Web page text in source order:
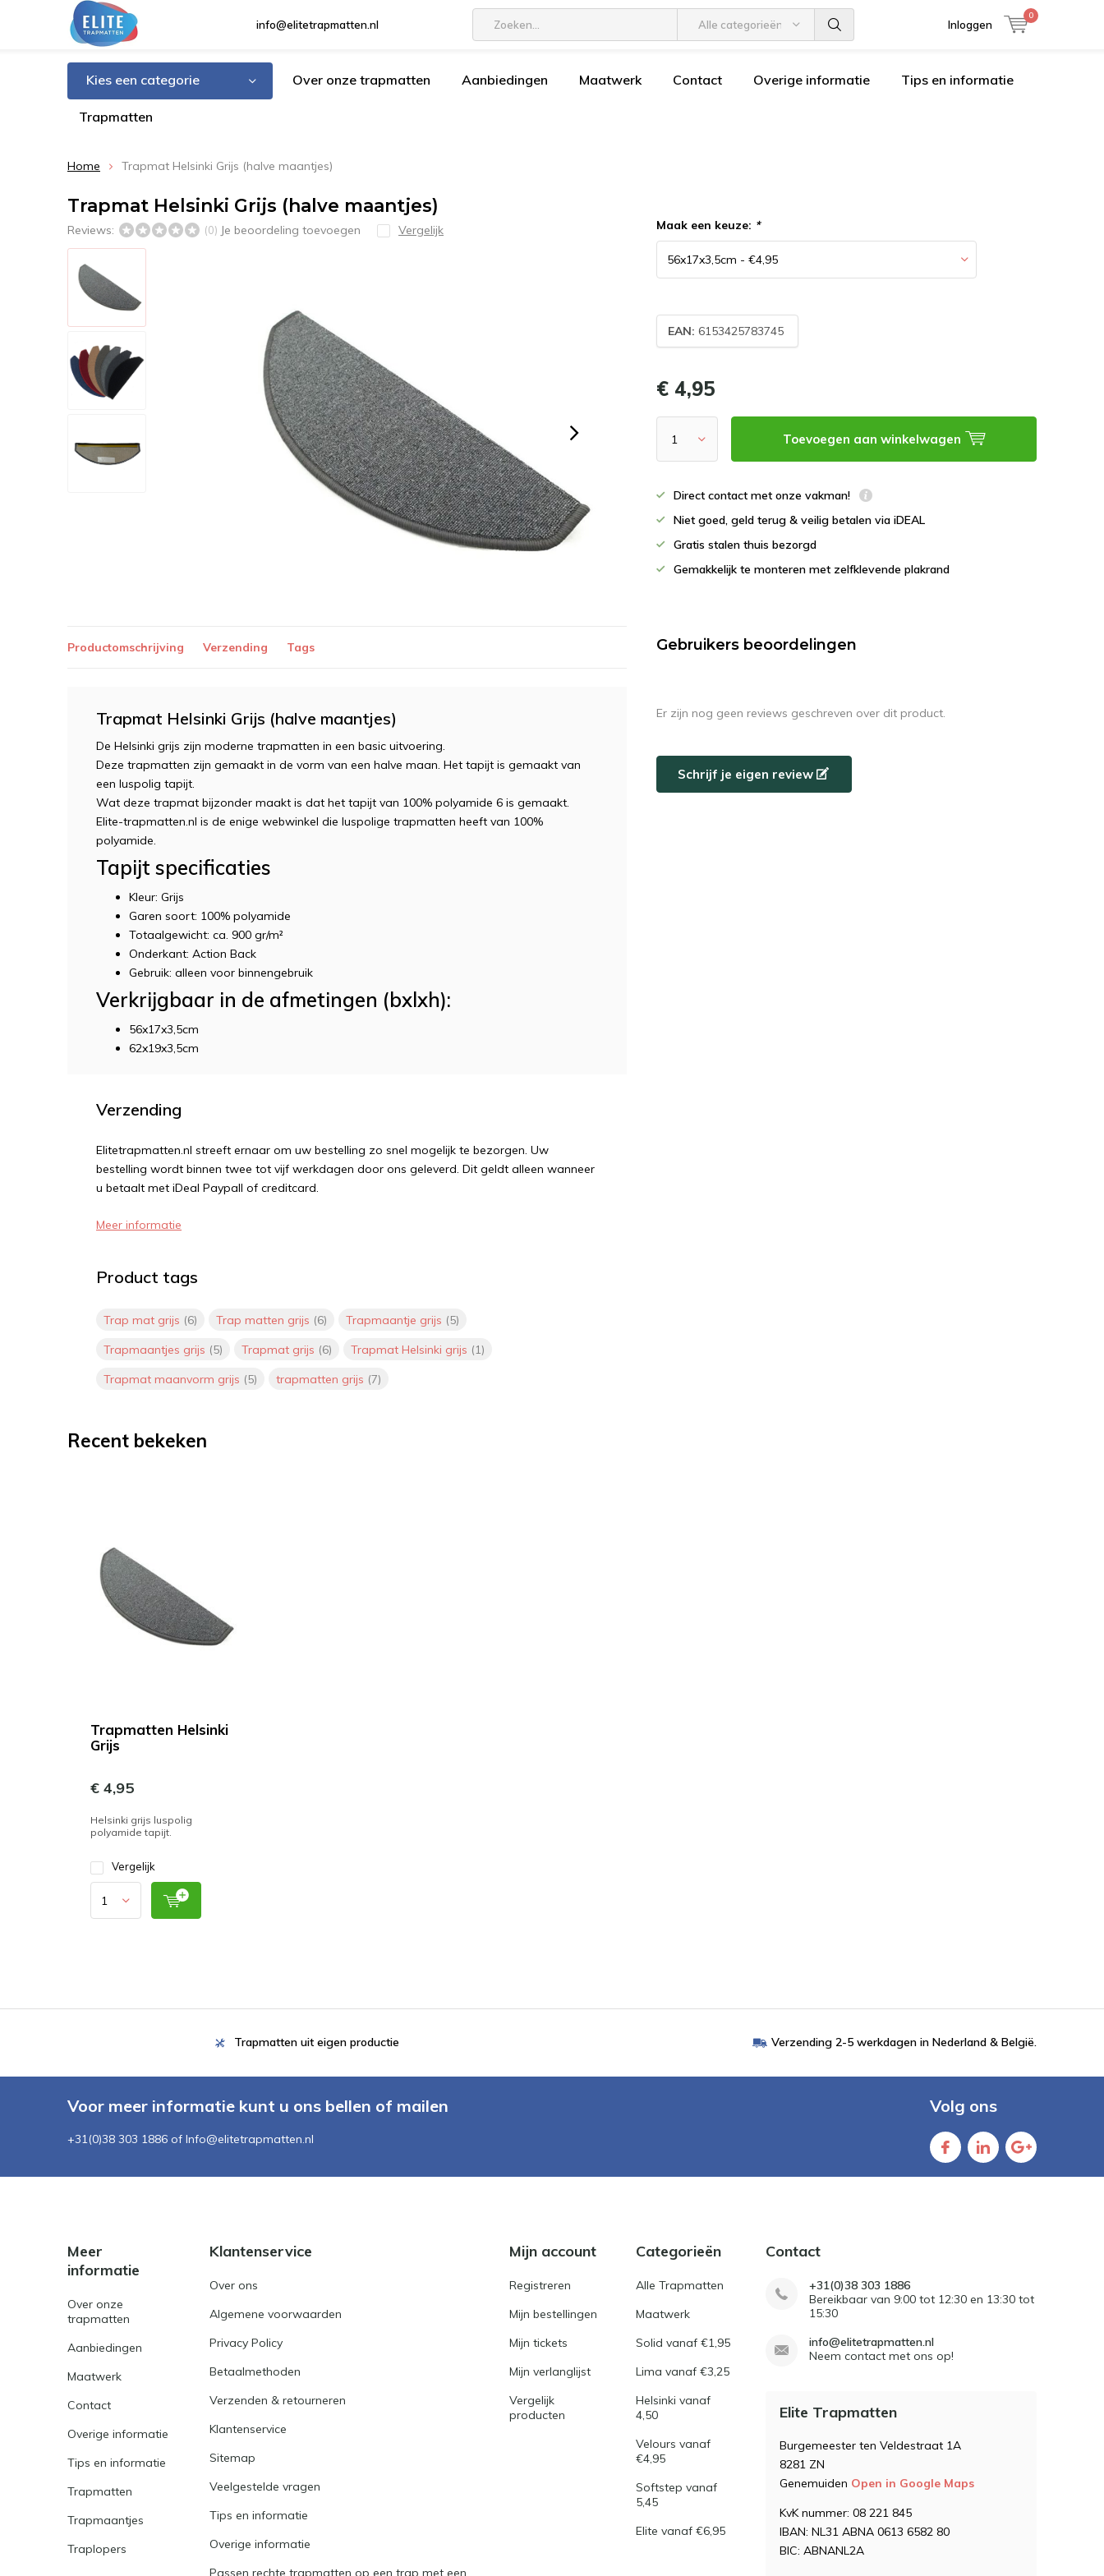
info@elitetrapmatten.nl Alle categorieën Inloggen
0
Kies een categorie Over onze trapmatten Aanbiedingen Maatwerk Contact Overige informatie Tips en informatie
Trapmatten
Home Trapmat Helsinki Grijs (halve maantjes)
Trapmat Helsinki Grijs (halve maantjes)
Reviews: (0) Je beoordeling toevoegen Vergelijk Maak een keuze: *
EAN: 6153425783745
€ 4,95
Toevoegen aan winkelwagen
Direct contact met onze vakman!
Niet goed, geld terug & veilig betalen via iDEAL
Gratis stalen thuis bezorgd
Gemakkelijk te monteren met zelfklevende plakrand
Productomschrijving Verzending Tags
Trapmat Helsinki Grijs (halve maantjes)
De Helsinki grijs zijn moderne trapmatten in een basic uitvoering.
Deze trapmatten zijn gemaakt in de vorm van een halve maan. Het tapijt is gemaakt van
een luspolig tapijt.
Wat deze trapmat bijzonder maakt is dat het tapijt van 100% polyamide 6 is gemaakt.
Elite-trapmatten.nl is de enige webwinkel die luspolige trapmatten heeft van 100%
polyamide.
Tapijt specificaties
Kleur: Grijs
Garen soort: 100% polyamide
Totaalgewicht: ca. 900 gr/m²
Onderkant: Action Back
Gebruik: alleen voor binnengebruik
Verkrijgbaar in de afmetingen (bxlxh):
56x17x3,5cm
62x19x3,5cm
Verzending
Elitetrapmatten.nl streeft ernaar om uw bestelling zo snel mogelijk te bezorgen. Uw
bestelling wordt binnen twee tot vijf werkdagen door ons geleverd. Dit geldt alleen wanneer
u betaalt met iDeal Paypall of creditcard.
Meer informatie
Product tags
Trap mat grijs (6) Trap matten grijs (6) Trapmaantje grijs (5)
Trapmaantjes grijs (5) Trapmat grijs (6) Trapmat Helsinki grijs (1)
Trapmat maanvorm grijs (5) trapmatten grijs (7)
Gebruikers beoordelingen
Er zijn nog geen reviews geschreven over dit product.
Schrijf je eigen review
Recent bekeken
Trapmatten Helsinki
Grijs
€ 4,95
Helsinki grijs luspolig
polyamide tapijt.
Vergelijk
Trapmatten uit eigen productie Verzending 2-5 werkdagen in Nederland & België.
Voor meer informatie kunt u ons bellen of mailen
+31(0)38 303 1886 of Info@elitetrapmatten.nl
Volg ons
Meer
informatie
Over onze
trapmatten
Aanbiedingen
Maatwerk
Contact
Overige informatie
Tips en informatie
Trapmatten
Trapmaantjes
Traplopers
Klantenservice
Over ons
Algemene voorwaarden
Privacy Policy
Betaalmethoden
Verzenden & retourneren
Klantenservice
Sitemap
Veelgestelde vragen
Tips en informatie
Overige informatie
Passen rechte trapmatten op een trap met een
Mijn account
Registreren
Mijn bestellingen
Mijn tickets
Mijn verlanglijst
Vergelijk
producten
Categorieën
Alle Trapmatten
Maatwerk
Solid vanaf €1,95
Lima vanaf €3,25
Helsinki vanaf
4,50
Velours vanaf
€4,95
Softstep vanaf
5,45
Elite vanaf €6,95
Contact
+31(0)38 303 1886
Bereikbaar van 9:00 tot 12:30 en 13:30 tot
15:30
info@elitetrapmatten.nl
Neem contact met ons op!
Elite Trapmatten
Burgemeester ten Veldestraat 1A
8281 ZN
Genemuiden Open in Google Maps
KvK nummer: 08 221 845
IBAN: NL31 ABNA 0613 6582 80
BIC: ABNANL2A